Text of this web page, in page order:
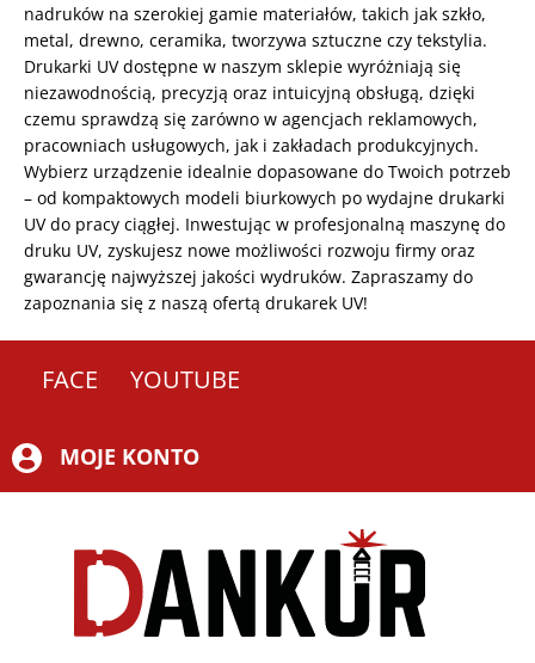
nadruków na szerokiej gamie materiałów, takich jak szkło,
metal, drewno, ceramika, tworzywa sztuczne czy tekstylia.
Drukarki UV dostępne w naszym sklepie wyróżniają się
niezawodnością, precyzją oraz intuicyjną obsługą, dzięki
czemu sprawdzą się zarówno w agencjach reklamowych,
pracowniach usługowych, jak i zakładach produkcyjnych.
Wybierz urządzenie idealnie dopasowane do Twoich potrzeb
– od kompaktowych modeli biurkowych po wydajne drukarki
UV do pracy ciągłej. Inwestując w profesjonalną maszynę do
druku UV, zyskujesz nowe możliwości rozwoju firmy oraz
gwarancję najwyższej jakości wydruków. Zapraszamy do
zapoznania się z naszą ofertą drukarek UV!
FACEBOOKYOUTUBE
MOJE KONTO